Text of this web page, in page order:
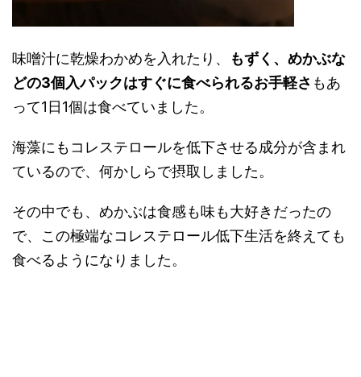
味噌汁に乾燥わかめを入れたり、
もずく、めかぶな
どの3個入パックはすぐに食べられるお手軽さ もあ
って1日1個は食べていました。
海藻にもコレステロールを低下させる成分が含まれ
ているので、何かしらで摂取しました。
その中でも、めかぶは食感も味も大好きだったの
で、この極端なコレステロール低下生活を終えても
食べるようになりました。